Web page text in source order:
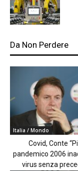
Da Non Perdere
Italia / Mondo
Covid, Conte
pandemico 2006
virus senza